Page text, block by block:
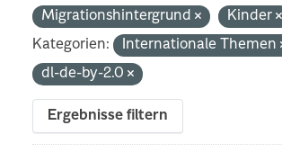
Migrationshintergrund
Kinder
Kategorien:
Internationale Themen
dl-de-by-2.0
Ergebnisse filtern